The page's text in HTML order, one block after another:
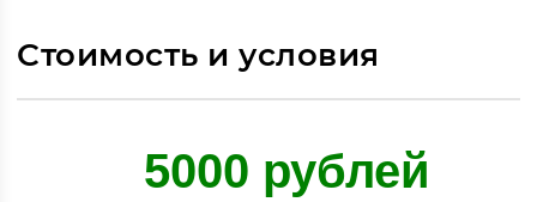
Стоимость и условия
5000 рублей